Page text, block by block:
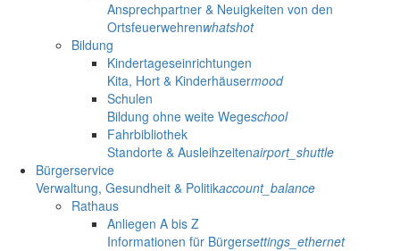
Ansprechpartner & Neuigkeiten von den
Ortsfeuerwehrenwhatshot
Bildung
Kindertageseinrichtungen
Kita, Hort & Kinderhäusermood
Schulen
Bildung ohne weite Wegeschool
Fahrbibliothek
Standorte & Ausleihzeitenairport_shuttle
Bürgerservice
Verwaltung, Gesundheit & Politikaccount_balance
Rathaus
Anliegen A bis Z
Informationen für Bürgersettings_ethernet